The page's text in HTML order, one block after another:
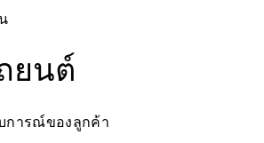
ยนต์
การณ์ของลูกค้า